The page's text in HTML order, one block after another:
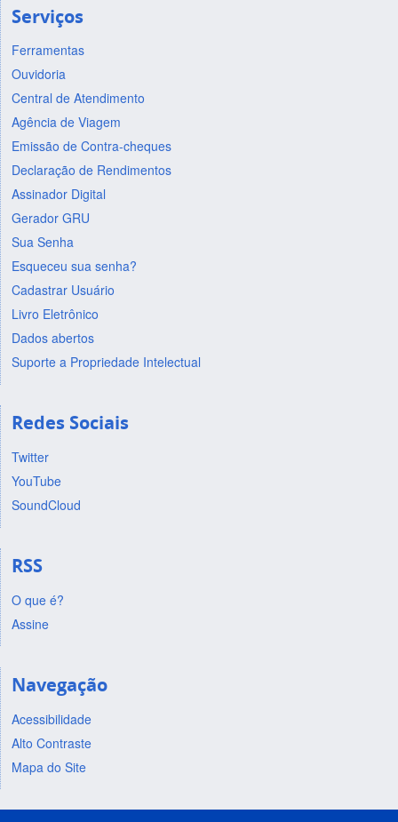
Serviços
Ferramentas
Ouvidoria
Central de Atendimento
Agência de Viagem
Emissão de Contra-cheques
Declaração de Rendimentos
Assinador Digital
Gerador GRU
Sua Senha
Esqueceu sua senha?
Cadastrar Usuário
Livro Eletrônico
Dados abertos
Suporte a Propriedade Intelectual
Redes Sociais
Twitter
YouTube
SoundCloud
RSS
O que é?
Assine
Navegação
Acessibilidade
Alto Contraste
Mapa do Site